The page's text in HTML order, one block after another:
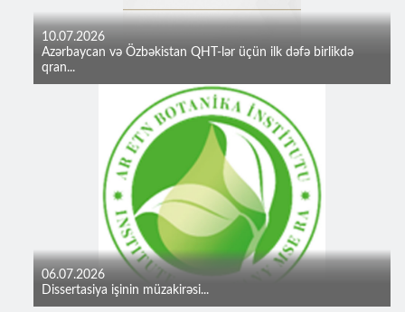
10.07.2026
Azərbaycan və Özbəkistan QHT-lər üçün ilk dəfə birlikdə
qran...
06.07.2026
Dissertasiya işinin müzakirəsi...